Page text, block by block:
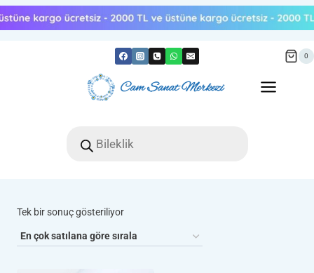
Skip
to
0
search
Tek bir sonuç gösteriliyor